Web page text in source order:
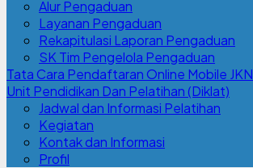
Alur Pengaduan
Layanan Pengaduan
Rekapitulasi Laporan Pengaduan
SK Tim Pengelola Pengaduan
Tata Cara Pendaftaran Online Mobile JKN
Unit Pendidikan Dan Pelatihan (Diklat)
Jadwal dan Informasi Pelatihan
Kegiatan
Kontak dan Informasi
Profil